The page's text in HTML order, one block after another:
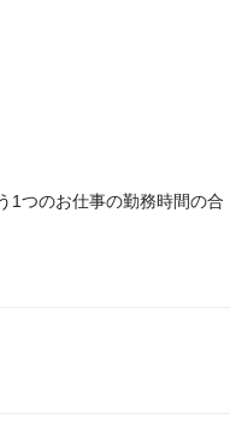
1つのお仕事の勤務時間の合